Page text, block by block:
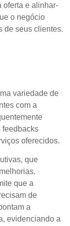
oferta e alinhar-
o negócio
de seus clientes.
variedade de
com a
feedbacks
oferecidos.
que
que a
de
a
evidenciando a